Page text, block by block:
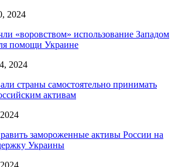
2024
«воровством» использование Западом
помощи Украине
2024
страны самостоятельно принимать
активам
замороженные активы России на
Украины